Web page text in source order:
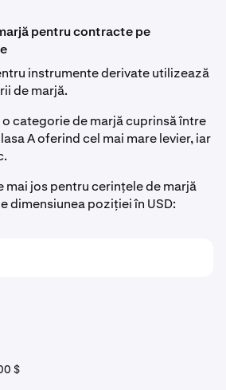
pentru contracte pe
instrumente derivate utilizează
de marjă.
categorie de marjă cuprinsă între
A oferind cel mai mare levier, iar
jos pentru cerințele de marjă
dimensiunea poziției în USD:
$